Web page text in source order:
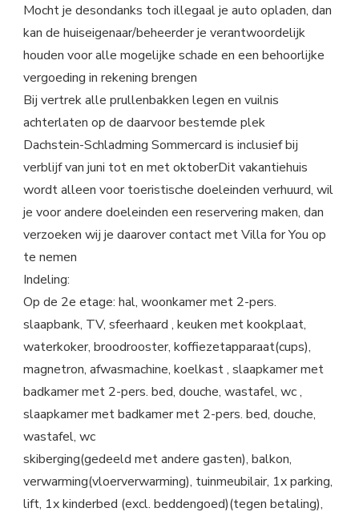
Mocht je desondanks toch illegaal je auto opladen, dan
kan de huiseigenaar/beheerder je verantwoordelijk
houden voor alle mogelijke schade en een behoorlijke
vergoeding in rekening brengen
Bij vertrek alle prullenbakken legen en vuilnis
achterlaten op de daarvoor bestemde plek
Dachstein-Schladming Sommercard is inclusief bij
verblijf van juni tot en met oktoberDit vakantiehuis
wordt alleen voor toeristische doeleinden verhuurd, wil
je voor andere doeleinden een reservering maken, dan
verzoeken wij je daarover contact met Villa for You op
te nemen
Indeling:
Op de 2e etage: hal, woonkamer met 2-pers.
slaapbank, TV, sfeerhaard , keuken met kookplaat,
waterkoker, broodrooster, koffiezetapparaat(cups),
magnetron, afwasmachine, koelkast , slaapkamer met
badkamer met 2-pers. bed, douche, wastafel, wc ,
slaapkamer met badkamer met 2-pers. bed, douche,
wastafel, wc
skiberging(gedeeld met andere gasten), balkon,
verwarming(vloerverwarming), tuinmeubilair, 1x parking,
lift, 1x kinderbed (excl. beddengoed)(tegen betaling),